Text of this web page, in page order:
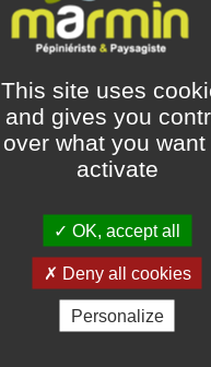
This site uses
and gives you
over what you want
activate
OK, accept all
Deny all cookies
Personalize